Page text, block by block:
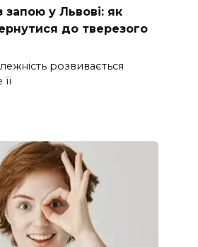
у Львові: як
до тверезого
розвивається